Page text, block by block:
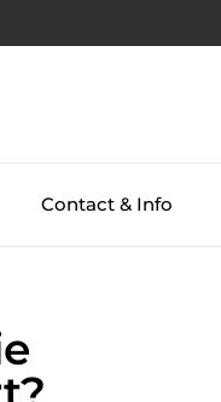
Contact & Info